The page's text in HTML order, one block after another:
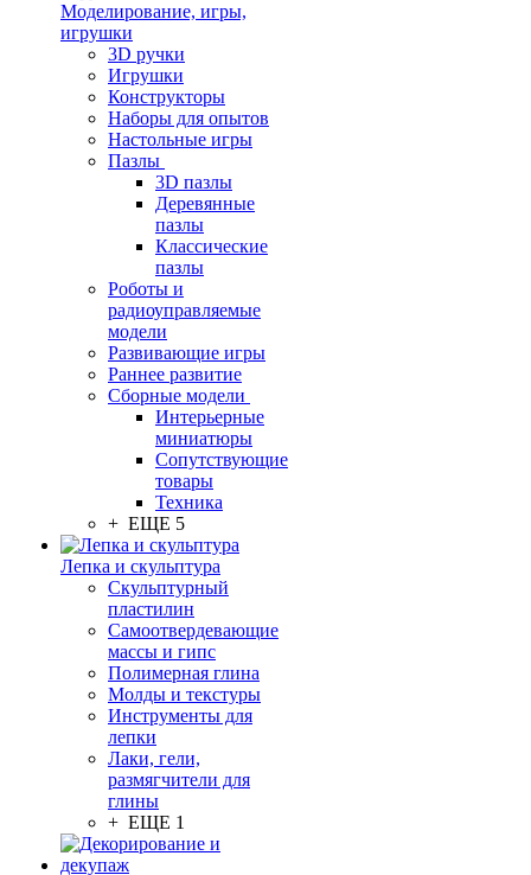
Моделирование, игры,
игрушки
3D ручки
Игрушки
Конструкторы
Наборы для опытов
Настольные игры
Пазлы
3D пазлы
Деревянные
пазлы
Классические
пазлы
Роботы и
радиоуправляемые
модели
Развивающие игры
Раннее развитие
Сборные модели
Интерьерные
миниатюры
Сопутствующие
товары
Техника
+ ЕЩЕ 5
Лепка и скульптура
Скульптурный
пластилин
Самоотвердевающие
массы и гипс
Полимерная глина
Молды и текстуры
Инструменты для
лепки
Лаки, гели,
размягчители для
глины
+ ЕЩЕ 1